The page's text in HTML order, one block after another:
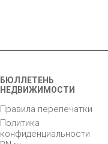
БЮЛЛЕТЕНЬ
НЕДВИЖИМОСТИ
Правила перепечатки
Политика
конфиденциальности